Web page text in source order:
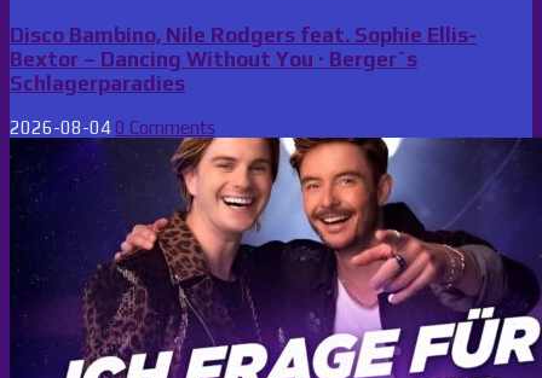
Disco Bambino, Nile Rodgers feat. Sophie Ellis-
Bextor – Dancing Without You · Berger´s
Schlagerparadies
2026-08-04 0 Comments